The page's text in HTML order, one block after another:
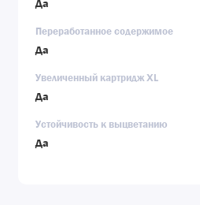
Да
Переработанное содержимое
Да
Увеличенный картридж XL
Да
Устойчивость к выцветанию
Да